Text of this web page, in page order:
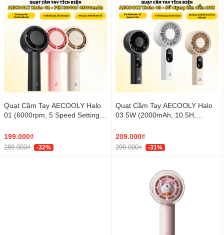
Quạt Cầm Tay AECOOLY Halo
01 (6000rpm, 5 Speed Settings,
Noise)
199.000₫
289.000₫ -32%
Quạt Cầm Tay AECOOLY Halo
03 5W (2000mAh, 10.5H,
6m/s, Digital Display)
209.000₫
299.000₫ -31%